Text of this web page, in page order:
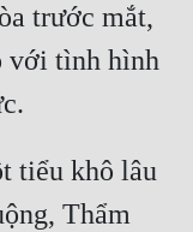
trước mắt,
với tình hình
tiểu khô lâu
Thẩm